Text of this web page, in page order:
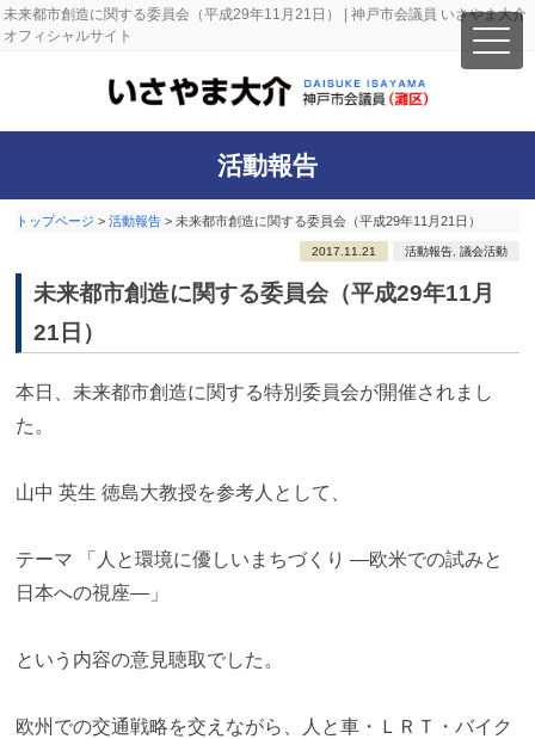
未来都市創造に関する委員会（平成29年11月21日） | 神戸市会議員 いさやま大介
オフィシャルサイト
活動報告
トップページ >活動報告 >未来都市創造に関する委員会（平成29年11月21日）
2017.11.21 活動報告, 議会活動
未来都市創造に関する委員会（平成29年11月
21日）
本日、未来都市創造に関する特別委員会が開催されまし
た。
山中 英生 徳島大教授を参考人として、
テーマ 「人と環境に優しいまちづくり ―欧米での試みと
日本への視座―」
という内容の意見聴取でした。
欧州での交通戦略を交えながら、人と車・ＬＲＴ・バイク